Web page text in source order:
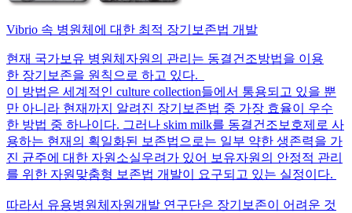
Vibrio 속 병원체에 대한 최적 장기보존법 개발
현재 국가보유 병원체자원의 관리는 동결건조방법을 이용
한 장기보존을 원칙으로 하고 있다.
이 방법은 세계적인 culture collection들에서 통용되고 있을 뿐
만 아니라 현재까지 알려진 장기보존법 중 가장 효율이 우수
한 방법 중 하나이다. 그러나 skim milk를 동결건조보호제로 사
용하는 현재의 획일화된 보존법으로는 일부 약한 생존력을 가
진 균주에 대한 자원소실우려가 있어 보유자원의 안정적 관리
를 위한 자원맞춤형 보존법 개발이 요구되고 있는 실정이다.
따라서 유용병원체자원개발 연구단은 장기보존이 어려운 것